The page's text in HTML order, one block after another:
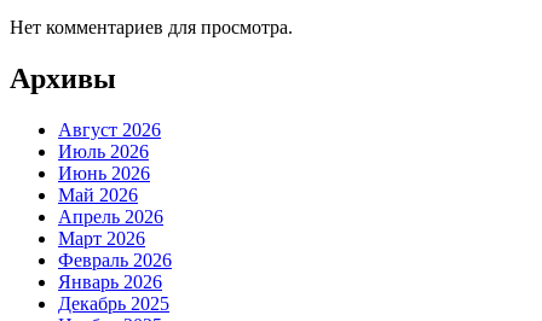
Нет комментариев для просмотра.
Архивы
Август 2026
Июль 2026
Июнь 2026
Май 2026
Апрель 2026
Март 2026
Февраль 2026
Январь 2026
Декабрь 2025